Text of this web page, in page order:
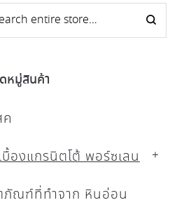
หมู่สินค้า
ค
บื้องแกรนิตโต้ พอร์ซเลน
ณฑ์ที่ทำจาก หินอ่อน